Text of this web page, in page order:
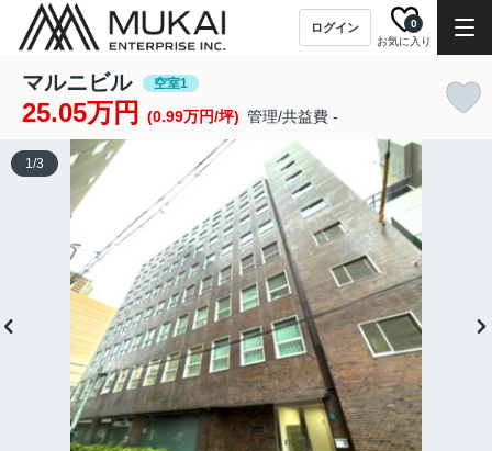
ログイン
お気に入り
0
マルニビル 空室1
25.05万円 (0.99万円/坪) 管理/共益費 -
1/3